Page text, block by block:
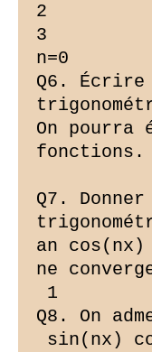
2
3
n=0
Q6.
On
fonctions.
Q7.
an cos(nx)
ne
1
Q8. On
sin(nx)